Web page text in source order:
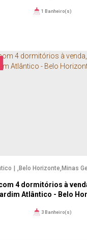
1 Banheiro(s)
4 dormitórios à
Atlântico - Belo
Belo Horizonte Minas
3 Banheiro(s)